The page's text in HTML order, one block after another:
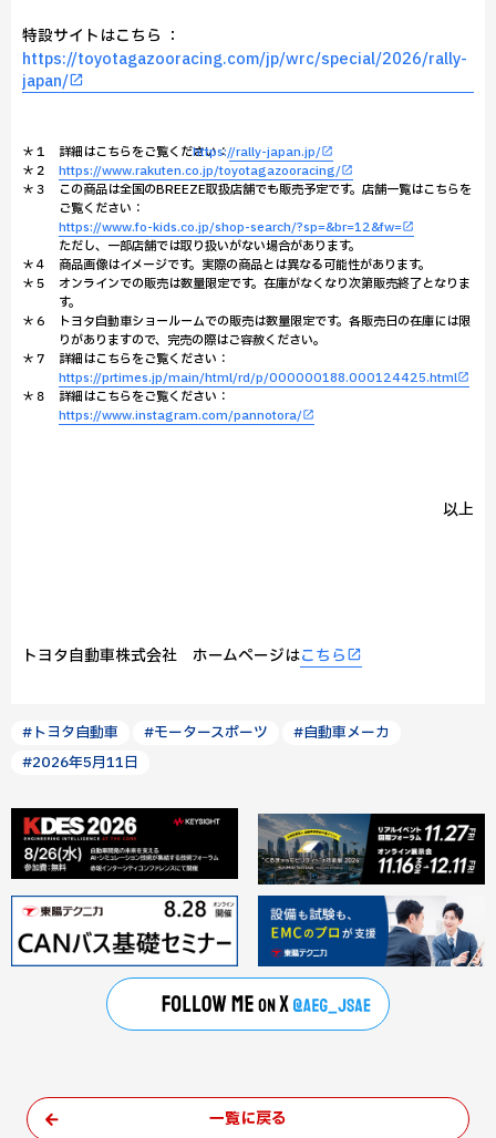
特設サイトはこちら ：
https://toyotagazooracing.com/jp/wrc/special/2026/rally-
japan/
＊１ 詳細はこちらをご覧ください：https://rally-japan.jp/
＊２
https://www.rakuten.co.jp/toyotagazooracing/
＊３ この商品は全国のBREEZE取扱店舗でも販売予定です。店舗一覧はこちらを
ご覧ください：
https://www.fo-kids.co.jp/shop-search/?sp=&br=12&fw=
ただし、一部店舗では取り扱いがない場合があります。
＊４ 商品画像はイメージです。実際の商品とは異なる可能性があります。
＊５ オンラインでの販売は数量限定です。在庫がなくなり次第販売終了となりま
す。
＊６ トヨタ自動車ショールームでの販売は数量限定です。各販売日の在庫には限
りがありますので、完売の際はご容赦ください。
＊７ 詳細はこちらをご覧ください：
https://prtimes.jp/main/html/rd/p/000000188.000124425.html
＊８ 詳細はこちらをご覧ください：
https://www.instagram.com/pannotora/
以上
トヨタ自動車株式会社 ホームページはこちら
#トヨタ自動車 #モータースポーツ
#自動車メーカ
#2026年5月11日
一覧に戻る